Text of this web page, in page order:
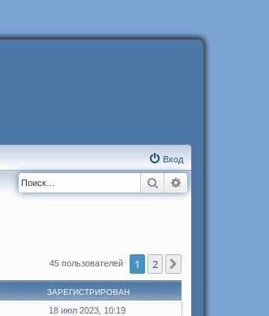
Вход
Поиск
45 пользователей 1 2
ЗАРЕГИСТРИРОВАН
18 июл 2023, 10:19